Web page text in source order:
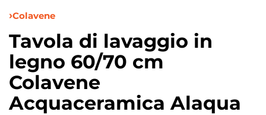
Colavene
Tavola di lavaggio in
legno 60/70 cm
Colavene
Acquaceramica Alaqua